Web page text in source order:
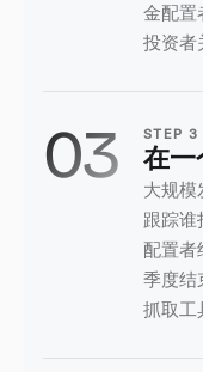
金配置
投资者
03 STEP 3
在一
大规模
跟踪谁
配置
季度结
抓取工